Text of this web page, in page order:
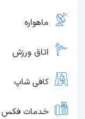
ماهواره
اتاق ورزش
کافی شاپ
خدمات فکس